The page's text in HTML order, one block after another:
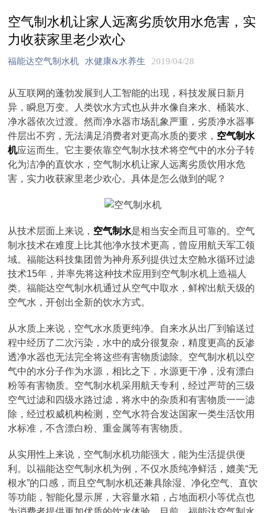
空气制水机让家人远离劣质饮用水危害，实
力收获家里老少欢心
福能达空气制水机 水健康&水养生 2019/04/28
从互联网的蓬勃发展到人工智能的出现，科技发展日新月
异，瞬息万变。人类饮水方式也从井水像自来水、桶装水、
净水器依次过渡。然而净水器市场乱象严重，劣质净水器事
件层出不穷，无法满足消费者对更高水质的要求， 空气制水
机应运而生。它主要依靠空气制水技术将空气中的水分子转
化为洁净的直饮水，空气制水机让家人远离劣质饮用水危
害，实力收获家里老少欢心。具体是怎么做到的呢？
从技术层面上来说， 空气制水是相当安全而且可靠的。空气
制水技术在难度上比其他净水技术更高，曾应用航天军工领
域。福能达科技集团曾为神舟系列提供过太空舱水循环过滤
技术15年，并率先将这种技术应用到空气制水机上造福人
类。福能达空气制水机通过从空气中取水，鲜榨出航天级的
空气水，开创出全新的饮水方式。
从水质上来说，空气水水质更纯净。自来水从出厂到输送过
程中经历了二次污染，水中的成分很复杂，精度更高的反渗
透净水器也无法完全将这些有害物质滤除。空气制水机以空
气中的水分子作为水源，相比之下，水源更干净，没有漂白
粉等有害物质。空气制水机采用航天专利，经过严苛的三级
空气过滤和四级水路过滤，将水中的杂质和有害物质一一滤
除，经过权威机构检测，空气水符合发达国家一类生活饮用
水标准，不含漂白粉、重金属等有害物质。
从实用性上来说，空气制水机功能强大，能为生活提供便
利。以福能达空气制水机为例，不仅水质纯净鲜活，媲美“无
根水”的口感，而且空气制水机还兼具除湿、净化空气、直饮
等功能，智能化显示屏，大容量水箱，占地面积小等优点也